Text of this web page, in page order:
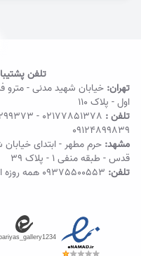
تلفن
تهران: خیابان شهید مدنی - مترو
اول - پلاک ۱۱۰
تلفن : 02177851378
-
09124899839
مشهد: حرم مطهر - ابتدای
قدس - طبقه منفی ۱ - پلاک 39
تلفن: 09375500553 همه روزه از